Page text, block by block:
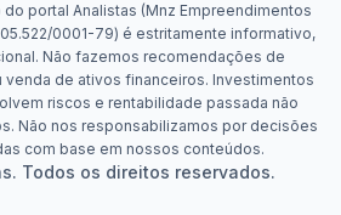
portal Analistas (Mnz Empreendimentos
0001-79) é estritamente informativo,
Não fazemos recomendações de
venda de ativos financeiros. Investimentos
riscos e rentabilidade passada não
Não nos responsabilizamos por decisões
com base em nossos conteúdos.
Todos os direitos reservados.